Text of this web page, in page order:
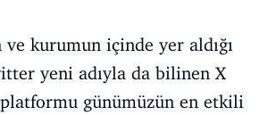
ve kurumun içinde yer aldığı
yeni adıyla da bilinen X
günümüzün en etkili